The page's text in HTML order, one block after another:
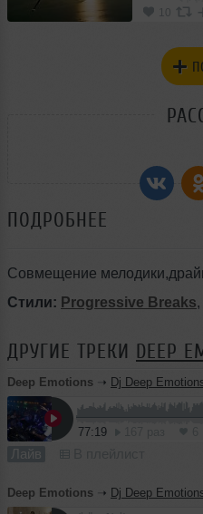
ПОДРОБНЕЕ
Совмещение
Стили: Progressive Breaks,
ДРУГИЕ ТРЕКИ DEEP
Deep Emotions ➝ Dj Deep Emotions -
77:19
Лайв
Deep Emotions ➝ Dj Deep Emotions -